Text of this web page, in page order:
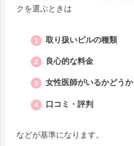
クを選ぶときは
取り扱いピルの種類
良心的な料金
女性医師がいるかどうか
口コミ・評判
などが基準になります。